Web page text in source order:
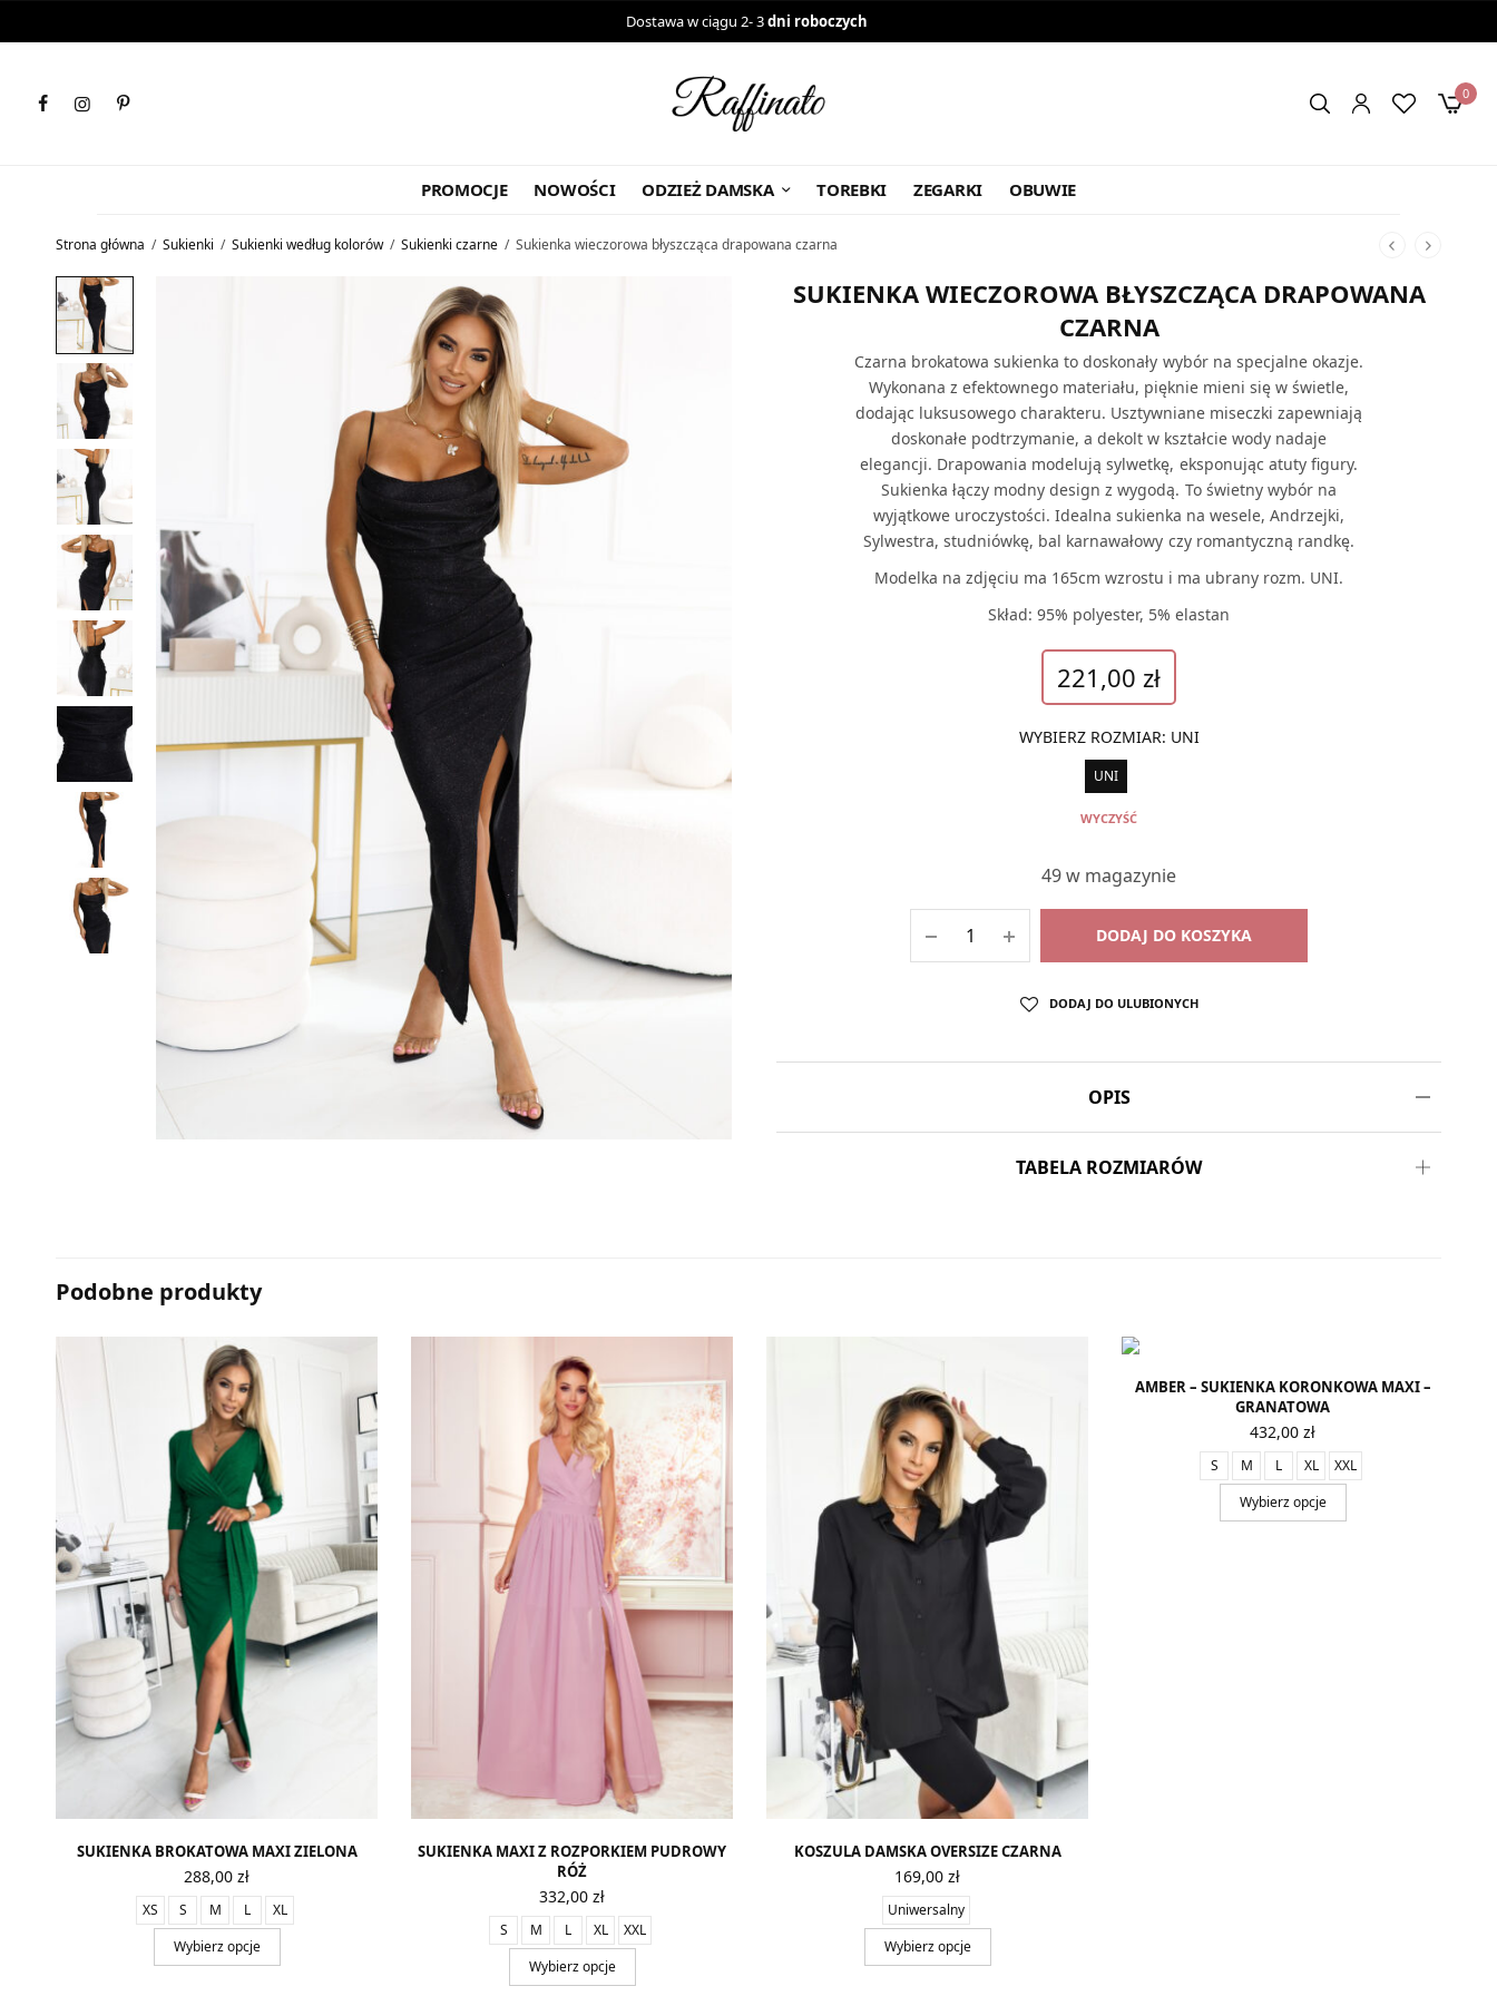
Dostawa w ciągu 2- 3dni roboczych
0
PROMOCJE NOWOŚCI ODZIEŻ DAMSKA TOREBKI ZEGARKI OBUWIE
Strona główna / Sukienki / Sukienki według kolorów / Sukienki czarne / Sukienka wieczorowa błyszcząca drapowana czarna
SUKIENKA WIECZOROWA BŁYSZCZĄCA DRAPOWANA
CZARNA
Czarna brokatowa sukienka to doskonały wybór na specjalne okazje.
Wykonana z efektownego materiału, pięknie mieni się w świetle,
dodając luksusowego charakteru. Usztywniane miseczki zapewniają
doskonałe podtrzymanie, a dekolt w kształcie wody nadaje
elegancji. Drapowania modelują sylwetkę, eksponując atuty figury.
Sukienka łączy modny design z wygodą. To świetny wybór na
wyjątkowe uroczystości. Idealna sukienka na wesele, Andrzejki,
Sylwestra, studniówkę, bal karnawałowy czy romantyczną randkę.
Modelka na zdjęciu ma 165cm wzrostu i ma ubrany rozm. UNI.
Skład: 95% polyester, 5% elastan
221,00 zł
WYBIERZ ROZMIAR: UNI
UNI
WYCZYŚĆ
49 w magazynie
DODAJ DO KOSZYKA
DODAJ DO ULUBIONYCH
OPIS
TABELA ROZMIARÓW
Podobne produkty
SUKIENKA BROKATOWA MAXI ZIELONA
288,00 zł
XS S M L
XL
Wybierz opcje
SUKIENKA MAXI Z ROZPORKIEM PUDROWY
RÓŻ
332,00 zł
S M L XL
XXL
Wybierz opcje
KOSZULA DAMSKA OVERSIZE CZARNA
169,00 zł
Uniwersalny
Wybierz opcje
AMBER – SUKIENKA KORONKOWA MAXI –
GRANATOWA
432,00 zł
S M L XL
XXL
Wybierz opcje